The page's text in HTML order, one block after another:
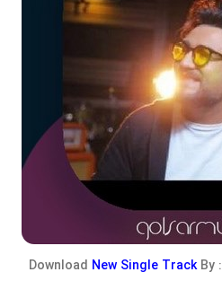
Download New Single TrackBy :